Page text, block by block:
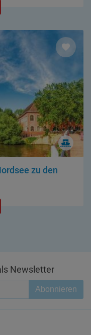
zu den
Newsletter
Abonnieren